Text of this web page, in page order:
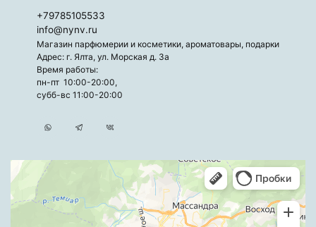
+79785105533
info@nynv.ru
Магазин парфюмерии и косметики, ароматовары, подарки
Адрес: г. Ялта, ул. Морская д. 3а
Время работы:
пн-пт 10:00-20:00,
субб-вс 11:00-20:00